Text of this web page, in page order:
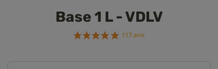
Base 1 L - VDLV
117 avis